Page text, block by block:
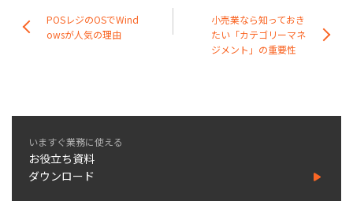
POSレジのOSでWind
owsが人気の理由
小売業なら知っておき
たい「カテゴリーマネ
ジメント」の重要性
いますぐ業務に使える
お役立ち資料
ダウンロード